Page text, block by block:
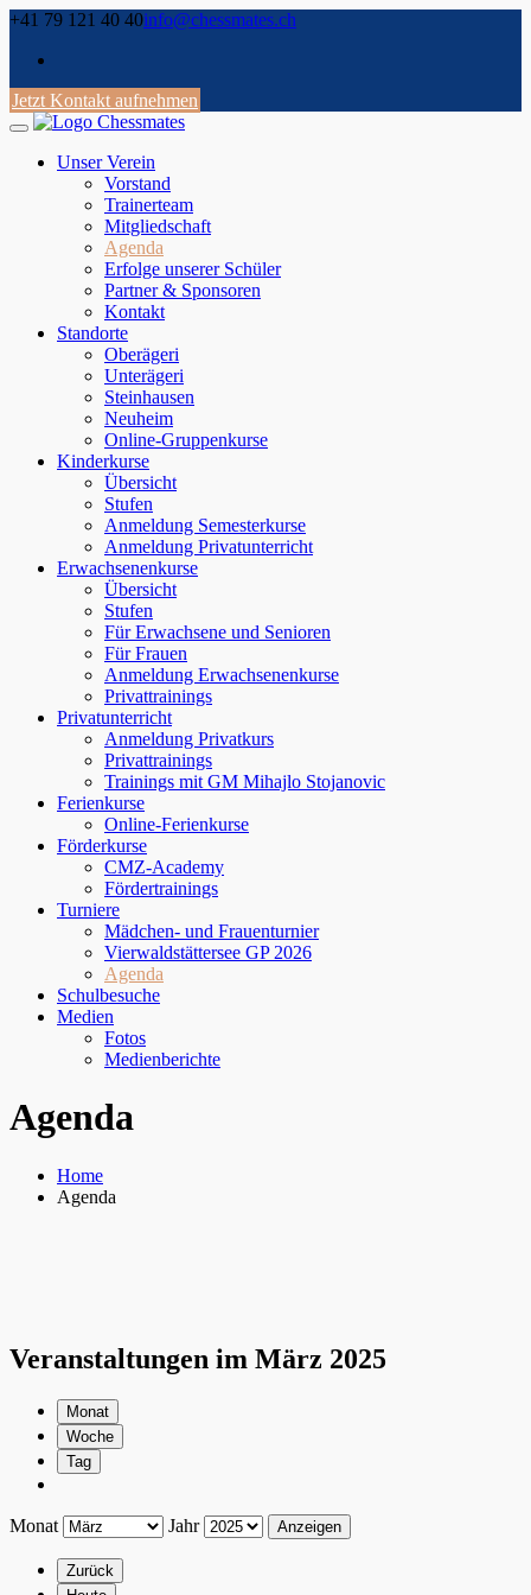
Skip
content
+41 79 121 40 40info@chessmates.ch
Jetzt Kontakt aufnehmen
Unser Verein
Vorstand
Trainerteam
Mitgliedschaft
Agenda
Erfolge unserer Schüler
Partner & Sponsoren
Kontakt
Standorte
Oberägeri
Unterägeri
Steinhausen
Neuheim
Online-Gruppenkurse
Kinderkurse
Übersicht
Stufen
Anmeldung Semesterkurse
Anmeldung Privatunterricht
Erwachsenenkurse
Übersicht
Stufen
Für Erwachsene und Senioren
Für Frauen
Anmeldung Erwachsenenkurse
Privattrainings
Privatunterricht
Anmeldung Privatkurs
Privattrainings
Trainings mit GM Mihajlo Stojanovic
Ferienkurse
Online-Ferienkurse
Förderkurse
CMZ-Academy
Fördertrainings
Turniere
Mädchen- und Frauenturnier
Vierwaldstättersee GP 2026
Agenda
Schulbesuche
Medien
Fotos
Medienberichte
Agenda
Home
Agenda
Veranstaltungen im März 2025
Monat
Woche
Tag
Monat Jahr
Zurück